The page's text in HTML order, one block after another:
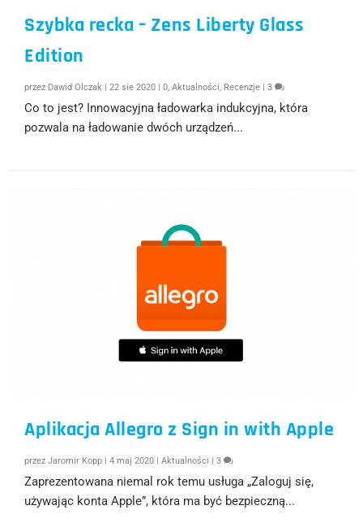
Szybka recka – Zens Liberty Glass
Edition
przez Dawid Olczak |22 sie 2020 |0,Aktualności, Recenzje |3
Co to jest? Innowacyjna ładowarka indukcyjna, która
pozwala na ładowanie dwóch urządzeń...
Aplikacja Allegro z Sign in with Apple
przezJaromir Kopp |4 maj 2020 |Aktualności |3
Zaprezentowana niemal rok temu usługa „Zaloguj się,
używając konta Apple”, która ma być bezpieczną...